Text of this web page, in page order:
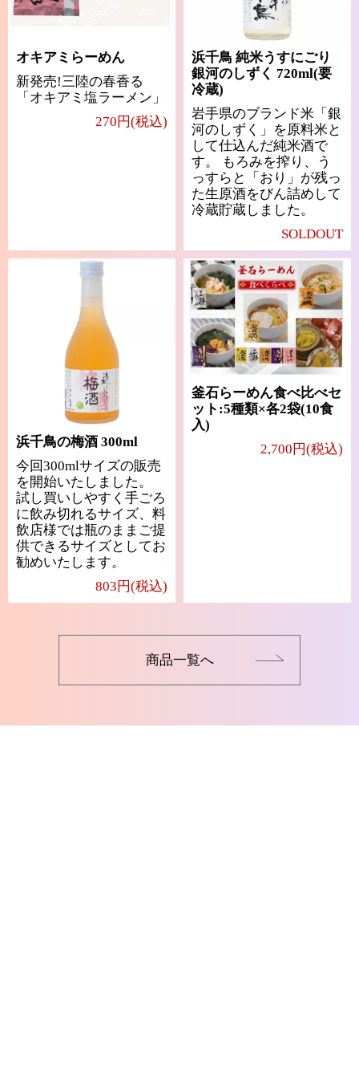
オキアミらーめん
新発売!三陸の春香る
「オキアミ塩ラーメン」
270円(税込)
浜千鳥 純米うすにごり
銀河のしずく 720ml(要
冷蔵)
岩手県のブランド米「銀
河のしずく」を原料米と
して仕込んだ純米酒で
す。 もろみを搾り、う
っすらと「おり」が残っ
た生原酒をびん詰めして
冷蔵貯蔵しました。
SOLDOUT
浜千鳥の梅酒 300ml
今回300mlサイズの販売
を開始いたしました。
試し買いしやすく手ごろ
に飲み切れるサイズ、料
飲店様では瓶のままご提
供できるサイズとしてお
勧めいたします。
803円(税込)
釜石らーめん食べ比べセ
ット:5種類×各2袋(10食
入)
2,700円(税込)
商品一覧へ